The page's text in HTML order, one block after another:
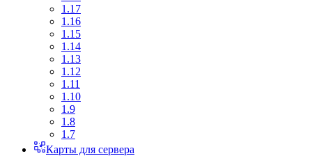
1.17
1.16
1.15
1.14
1.13
1.12
1.11
1.10
1.9
1.8
1.7
Карты для сервера